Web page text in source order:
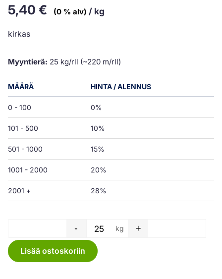
5,40 € (0 % alv) / kg
kirkas
Myyntierä: 25 kg/rll (~220 m/rll)
MÄÄRÄ HINTA / ALENNUS
0 - 100 0%
101 - 500 10%
501 - 1000 15%
1001 - 2000 20%
2001 + 28%
Letkukalvo - 1200 x 0,05 mm
- kg +
Lisää ostoskoriin